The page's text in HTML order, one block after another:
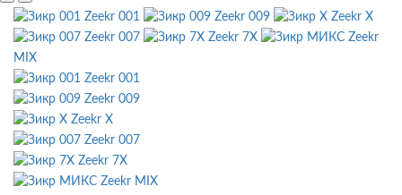
Zeekr 001 Zeekr 009
Zeekr X
Zeekr 007
Zeekr 7X
Zeekr
MIX
Zeekr 001
Zeekr 009
Zeekr X
Zeekr 007
Zeekr 7X
Zeekr MIX